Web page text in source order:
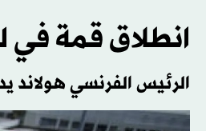
انطلاق قمة في
الرئيس الفرنسي هولاند